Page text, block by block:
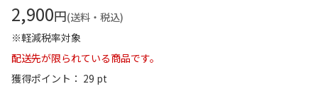
2,900円(送料・税込)
※軽減税率対象
配送先が限られている商品です。
獲得ポイント： 29 pt